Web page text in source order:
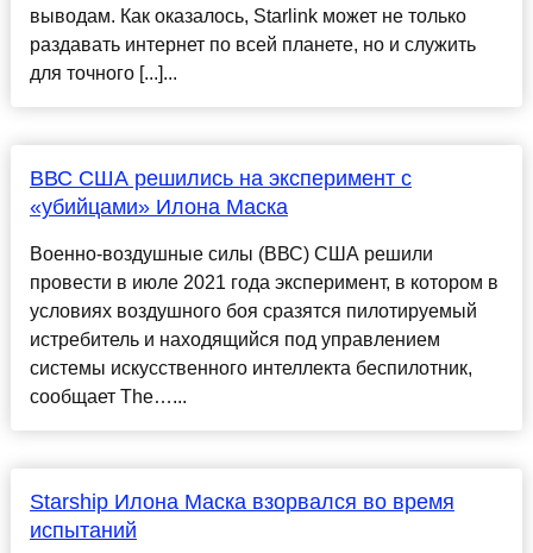
выводам. Как оказалось, Starlink может не только
раздавать интернет по всей планете, но и служить
для точного [...]...
ВВС США решились на эксперимент с
«убийцами» Илона Маска
Военно-воздушные силы (ВВС) США решили
провести в июле 2021 года эксперимент, в котором в
условиях воздушного боя сразятся пилотируемый
истребитель и находящийся под управлением
системы искусственного интеллекта беспилотник,
сообщает The…...
Starship Илона Маска взорвался во время
испытаний